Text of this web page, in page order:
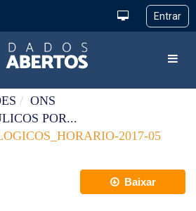
ONS
POR...
2017-05
Baixar